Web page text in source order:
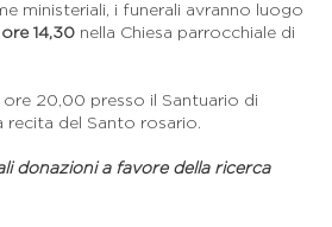
ministeriali, i funerali avranno luogo
14,30 nella Chiesa parrocchiale di
20,00 presso il Santuario di
recita del Santo rosario.
donazioni a favore della ricerca